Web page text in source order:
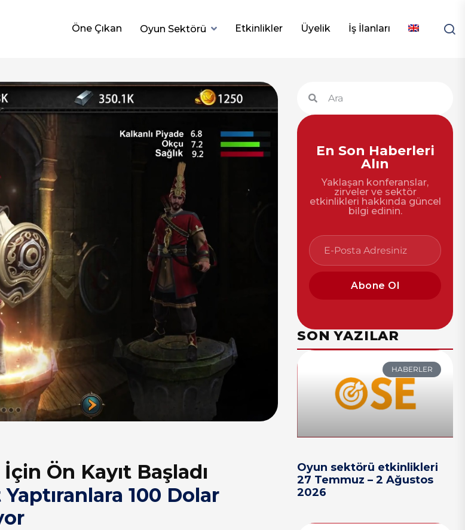
Öne Çıkan Oyun Sektörü Etkinlikler Üyelik İş İlanları
Ön Kayıt Başladı
Yaptıranlara 100 Dolar
En Son Haberleri
Alın
Yaklaşan konferanslar,
zirveler ve sektör
etkinlikleri hakkında güncel
bilgi edinin.
Abone Ol
SON YAZILAR
HABERLER
Oyun sektörü etkinlikleri
27 Temmuz – 2 Ağustos
2026